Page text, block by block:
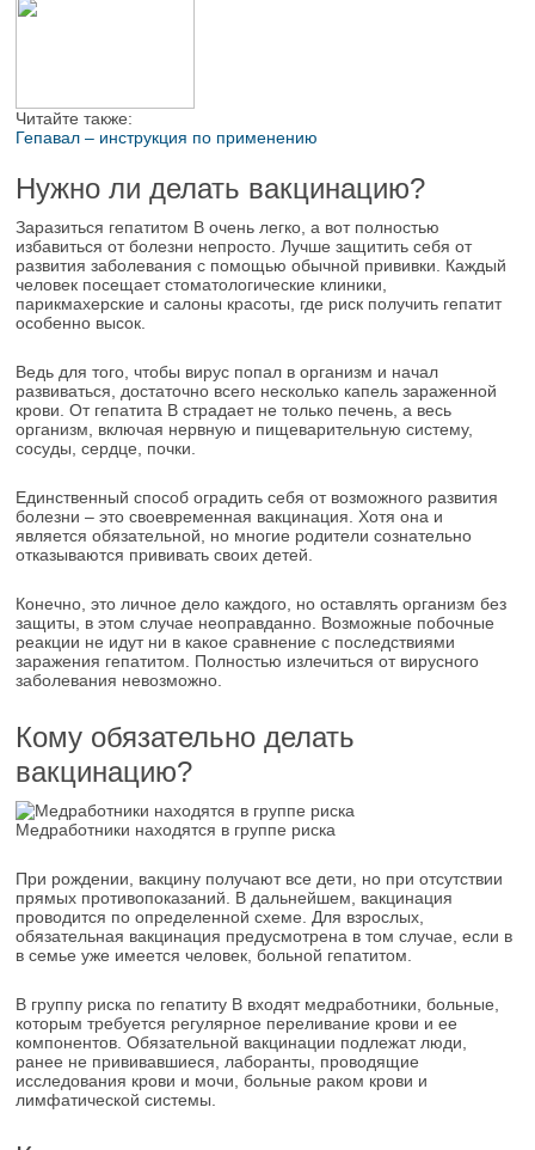
Читайте также:
Гепавал – инструкция по применению
Нужно ли делать вакцинацию?
Заразиться гепатитом В очень легко, а вот полностью
избавиться от болезни непросто. Лучше защитить себя от
развития заболевания с помощью обычной прививки. Каждый
человек посещает стоматологические клиники,
парикмахерские и салоны красоты, где риск получить гепатит
особенно высок.
Ведь для того, чтобы вирус попал в организм и начал
развиваться, достаточно всего несколько капель зараженной
крови. От гепатита В страдает не только печень, а весь
организм, включая нервную и пищеварительную систему,
сосуды, сердце, почки.
Единственный способ оградить себя от возможного развития
болезни – это своевременная вакцинация. Хотя она и
является обязательной, но многие родители сознательно
отказываются прививать своих детей.
Конечно, это личное дело каждого, но оставлять организм без
защиты, в этом случае неоправданно. Возможные побочные
реакции не идут ни в какое сравнение с последствиями
заражения гепатитом. Полностью излечиться от вирусного
заболевания невозможно.
Кому обязательно делать
вакцинацию?
Медработники находятся в группе риска
При рождении, вакцину получают все дети, но при отсутствии
прямых противопоказаний. В дальнейшем, вакцинация
проводится по определенной схеме. Для взрослых,
обязательная вакцинация предусмотрена в том случае, если в
в семье уже имеется человек, больной гепатитом.
В группу риска по гепатиту В входят медработники, больные,
которым требуется регулярное переливание крови и ее
компонентов. Обязательной вакцинации подлежат люди,
ранее не прививавшиеся, лаборанты, проводящие
исследования крови и мочи, больные раком крови и
лимфатической системы.